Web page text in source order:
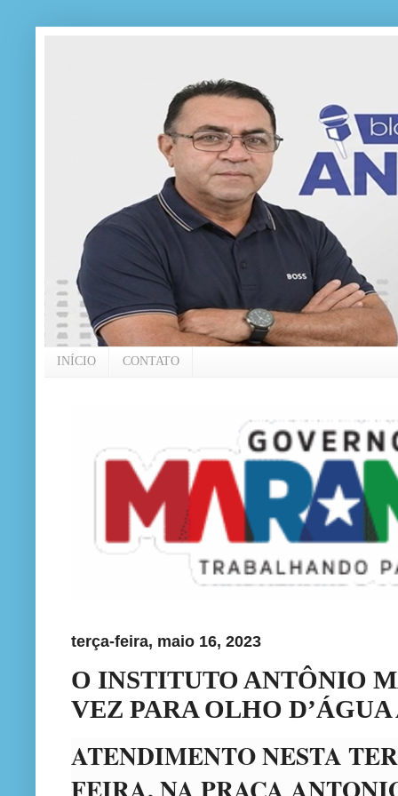
INÍCIO CONTATO
terça-feira, maio 16, 2023
O INSTITUTO ANTÔNIO
VEZ PARA OLHO
ATENDIMENTO NESTA